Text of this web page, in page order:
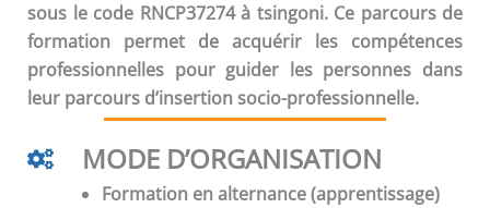
sous le code RNCP37274 à tsingoni. Ce parcours de
formation permet de acquérir les compétences
professionnelles pour guider les personnes dans
leur parcours d’insertion socio-professionnelle.
MODE D’ORGANISATION
Formation en alternance (apprentissage)